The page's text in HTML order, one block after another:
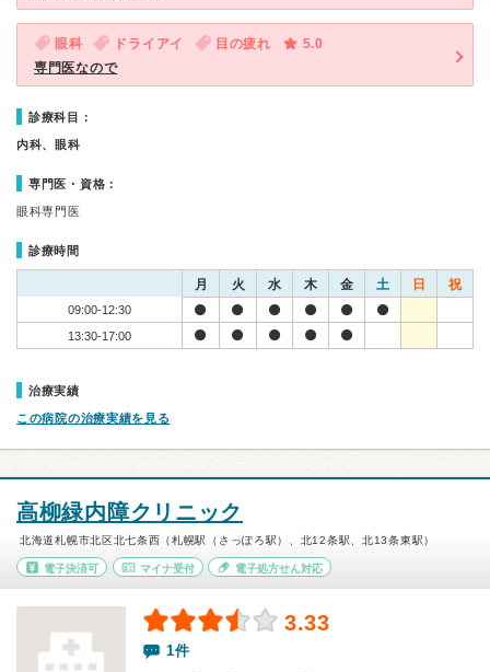
眼科 ドライアイ 目の疲れ
5.0
専門医なので
診療科目：
内科、眼科
専門医・資格：
眼科専門医
診療時間
月 火 水 木 金 土 日 祝
09:00-12:30
13:30-17:00
治療実績
この病院の治療実績を見る
高柳緑内障クリニック
北海道札幌市北区北七条西（札幌駅（さっぽろ駅）、北12条駅、北13条東駅）
電子決済可 マイナ受付 電子処方せん対応
3.33
1件